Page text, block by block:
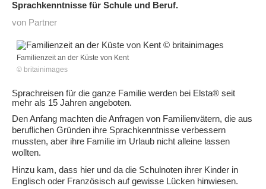
Sprachkenntnisse für Schule und Beruf.
von Partner
Familienzeit an der Küste von Kent
© britainimages
Sprachreisen für die ganze Familie werden bei Elsta® seit
mehr als 15 Jahren angeboten.
Den Anfang machten die Anfragen von Familienvätern, die aus
beruflichen Gründen ihre Sprachkenntnisse verbessern
mussten, aber ihre Familie im Urlaub nicht alleine lassen
wollten.
Hinzu kam, dass hier und da die Schulnoten ihrer Kinder in
Englisch oder Französisch auf gewisse Lücken hinwiesen.